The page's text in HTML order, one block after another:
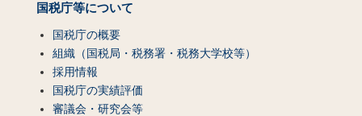
国税庁等について
国税庁の概要
組織（国税局・税務署・税務大学校等）
採用情報
国税庁の実績評価
審議会・研究会等